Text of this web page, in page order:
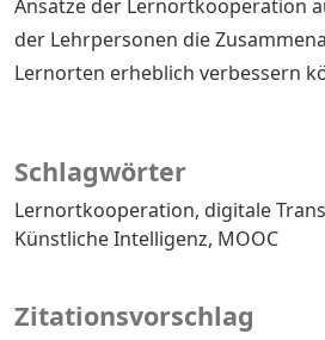
Schlagwörter
Lernortkooperation digitale
Künstliche Intelligenz MOOC
Zitationsvorschlag
Ansätze der Lernortkooperation
der Lehrpersonen die
Lernorten erheblich verbessern